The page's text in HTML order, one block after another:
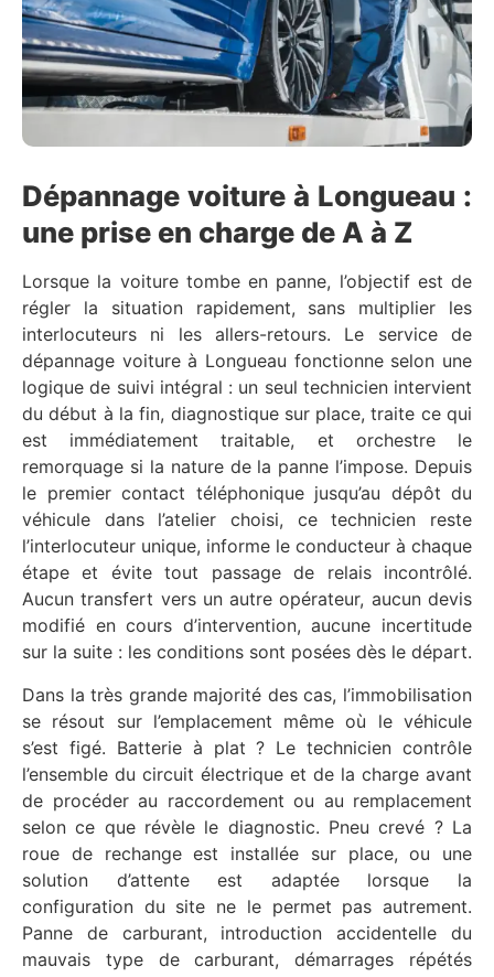
Dépannage voiture à Longueau :
une prise en charge de A à Z
Lorsque la voiture tombe en panne, l’objectif est de
régler la situation rapidement, sans multiplier les
interlocuteurs ni les allers-retours. Le service de
dépannage voiture à Longueau fonctionne selon une
logique de suivi intégral : un seul technicien intervient
du début à la fin, diagnostique sur place, traite ce qui
est immédiatement traitable, et orchestre le
remorquage si la nature de la panne l’impose. Depuis
le premier contact téléphonique jusqu’au dépôt du
véhicule dans l’atelier choisi, ce technicien reste
l’interlocuteur unique, informe le conducteur à chaque
étape et évite tout passage de relais incontrôlé.
Aucun transfert vers un autre opérateur, aucun devis
modifié en cours d’intervention, aucune incertitude
sur la suite : les conditions sont posées dès le départ.
Dans la très grande majorité des cas, l’immobilisation
se résout sur l’emplacement même où le véhicule
s’est figé. Batterie à plat ? Le technicien contrôle
l’ensemble du circuit électrique et de la charge avant
de procéder au raccordement ou au remplacement
selon ce que révèle le diagnostic. Pneu crevé ? La
roue de rechange est installée sur place, ou une
solution d’attente est adaptée lorsque la
configuration du site ne le permet pas autrement.
Panne de carburant, introduction accidentelle du
mauvais type de carburant, démarrages répétés